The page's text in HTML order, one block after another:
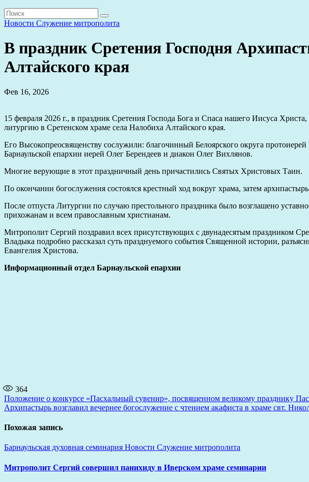
Новости Служение митрополита
В праздник Сретения Господня
Алтайского края
Фев 16, 2026
15 февраля 2026 г., в праздник Сретения Господа Бога и Спаса нашего Иисуса
литургию в Сретенском храме села Налобиха Алтайского края.
Его Высокопреосвященству сослужили: благочинный Белоярского округа
Барнаульской епархии иерей Олег Берендеев и диакон Олег Вихлянов.
Многие верующие в этот праздничный день причастились Святых Христовых Таин.
По окончании богослужения состоялся крестный ход вокруг храма, затем
После отпуста Литургии по случаю престольного праздника было возглашено
прихожанам и всем православным христианам.
Митрополит Сергий поздравил всех присутствующих с двунадесятым праздником
Владыка подробно рассказал суть празднуемого события Священной истории,
Евангелия Христова.
Информационный отдел Барнаульской епархии
364
Навигация
по
записям
Положение о конкурсе «Пасхальный сувенир», посвященном великому празднику
Архипастырь возглавил вечернее богослужение с чтением акафиста в храме свт.
Похожая запись
Барнаульская духовная семинария Новости Служение митрополита
Митрополит Сергий совершил панихиду в Иверском храме семинарии